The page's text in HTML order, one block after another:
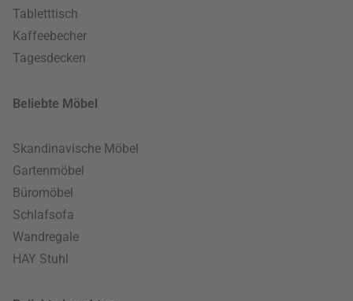
Tabletttisch
Kaffeebecher
Tagesdecken
Beliebte Möbel
Skandinavische Möbel
Gartenmöbel
Büromöbel
Schlafsofa
Wandregale
HAY Stuhl